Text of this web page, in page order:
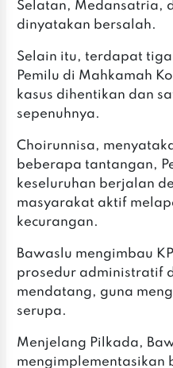
Selatan, Medansatria,
dinyatakan bersalah.
Selain itu, terdapat tiga
Pemilu di Mahkamah
kasus dihentikan dan
sepenuhnya.
Choirunnisa,
beberapa tantangan,
keseluruhan berjalan
masyarakat aktif
kecurangan.
Bawaslu mengimbau
prosedur administratif
mendatang, guna
serupa.
Menjelang Pilkada,
mengimplementasikan